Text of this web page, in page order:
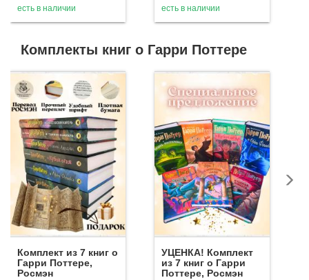
есть в наличии есть в наличии
Комплекты книг о Гарри Поттере
Комплект из 7 книг о
Гарри Поттере,
Росмэн
УЦЕНКА! Комплект
из 7 книг о Гарри
Поттере, Росмэн